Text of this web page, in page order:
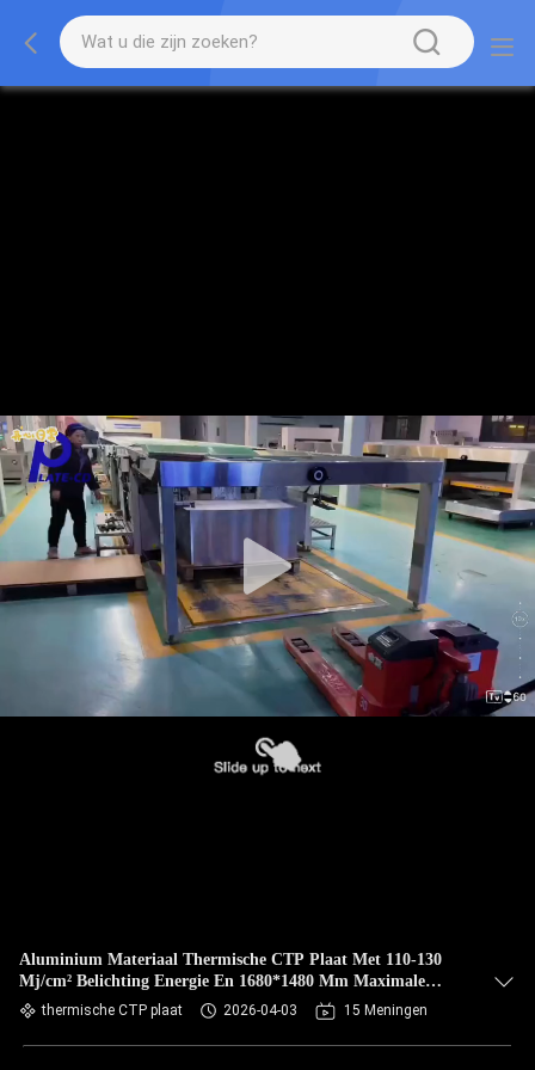
Aluminium Materiaal Thermische CTP Plaat Met 110-130
Mj/cm² Belichting Energie En 1680*1480 Mm Maximale
Productie Grootte
thermische CTP plaat 2026-04-03 15 Meningen